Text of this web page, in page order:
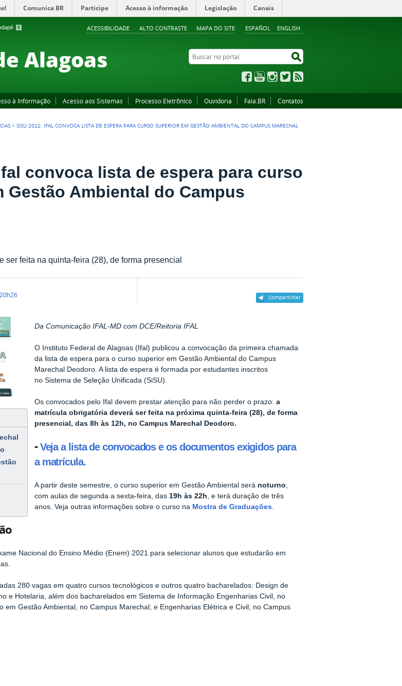
4 ESPAÑOL ENGLISH
ACESSIBILIDADE ALTO CONTRASTE MAPA DO SITE
Comunica BR Participe Acesso à informação Legislação Canais
Alagoas Buscar no portal
FacebookYouTubeInstagram
Twitter
à Informação Acesso aos Sistemas Processo Eletrônico Ouvidoria Fala.BR Contatos
>SISU 2022: IFAL CONVOCA LISTA DE ESPERA PARA CURSO SUPERIOR EM GESTÃO AMBIENTAL DO CAMPUS MARECHAL
convoca lista de espera para curso
Gestão Ambiental do Campus
ser feita na quinta-feira (28), de forma presencial
Compartilhar
Da Comunicação IFAL-MD com DCE/Reitoria IFAL
O Instituto Federal de Alagoas (Ifal) publicou a convocação da primeira chamada
da lista de espera para o curso superior em Gestão Ambiental do Campus
Marechal Deodoro. A lista de espera é formada por estudantes inscritos
no Sistema de Seleção Unificada (SiSU).
Os convocados pelo Ifal devem prestar atenção para não perder o prazo: a
matrícula obrigatória deverá ser feita na próxima quinta-feira (28), de forma
presencial, das 8h às 12h, no Campus Marechal Deodoro.
-Veja a lista de convocados e os documentos exigidos para
a matrícula.
A partir deste semestre, o curso superior em Gestão Ambiental será noturno
com aulas de segunda a sexta-feira, das 19h às 22h , e terá duração de três
anos. Veja outras informações sobre o curso na Mostra de Graduações.
Nacional do Ensino Médio (Enem) 2021 para selecionar alunos que estudarão em
280 vagas em quatro cursos tecnológicos e outros quatro bacharelados: Design de
e Hotelaria, além dos bacharelados em Sistema de Informação Engenharias Civil, no
em Gestão Ambiental, no Campus Marechal; e Engenharias Elétrica e Civil, no Campus